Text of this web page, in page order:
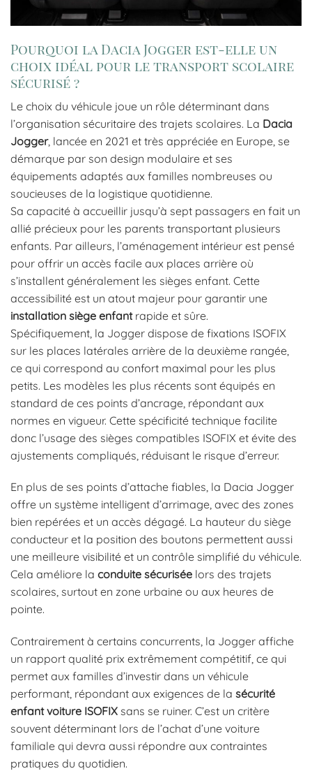
Pourquoi la Dacia Jogger est-elle un
choix idéal pour le transport scolaire
sécurisé ?
Le choix du véhicule joue un rôle déterminant dans
l’organisation sécuritaire des trajets scolaires. La Dacia
Jogger, lancée en 2021 et très appréciée en Europe, se
démarque par son design modulaire et ses
équipements adaptés aux familles nombreuses ou
soucieuses de la logistique quotidienne.
Sa capacité à accueillir jusqu’à sept passagers en fait un
allié précieux pour les parents transportant plusieurs
enfants. Par ailleurs, l’aménagement intérieur est pensé
pour offrir un accès facile aux places arrière où
s’installent généralement les sièges enfant. Cette
accessibilité est un atout majeur pour garantir une
installation siège enfantrapide et sûre.
Spécifiquement, la Jogger dispose de fixations ISOFIX
sur les places latérales arrière de la deuxième rangée,
ce qui correspond au confort maximal pour les plus
petits. Les modèles les plus récents sont équipés en
standard de ces points d’ancrage, répondant aux
normes en vigueur. Cette spécificité technique facilite
donc l’usage des sièges compatibles ISOFIX et évite des
ajustements compliqués, réduisant le risque d’erreur.
En plus de ses points d’attache fiables, la Dacia Jogger
offre un système intelligent d’arrimage, avec des zones
bien repérées et un accès dégagé. La hauteur du siège
conducteur et la position des boutons permettent aussi
une meilleure visibilité et un contrôle simplifié du véhicule.
Cela améliore la conduite sécurisée lors des trajets
scolaires, surtout en zone urbaine ou aux heures de
pointe.
Contrairement à certains concurrents, la Jogger affiche
un rapport qualité prix extrêmement compétitif, ce qui
permet aux familles d’investir dans un véhicule
performant, répondant aux exigences de la sécurité
enfant voiture ISOFIX sans se ruiner. C’est un critère
souvent déterminant lors de l’achat d’une voiture
familiale qui devra aussi répondre aux contraintes
pratiques du quotidien.